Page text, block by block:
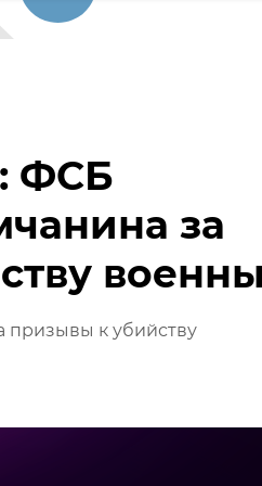
ФСБ
за
призывы к убийству